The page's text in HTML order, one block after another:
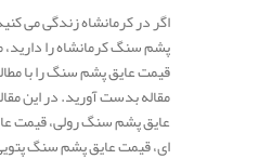
اگر در کرمانشاه زندگی می
پشم سنگ کرمانشاه را
قیمت عایق پشم سنگ را با
مقاله بدست آورید. در این
عایق پشم سنگ رولی، قیمت
ای، قیمت عایق پشم سنگ